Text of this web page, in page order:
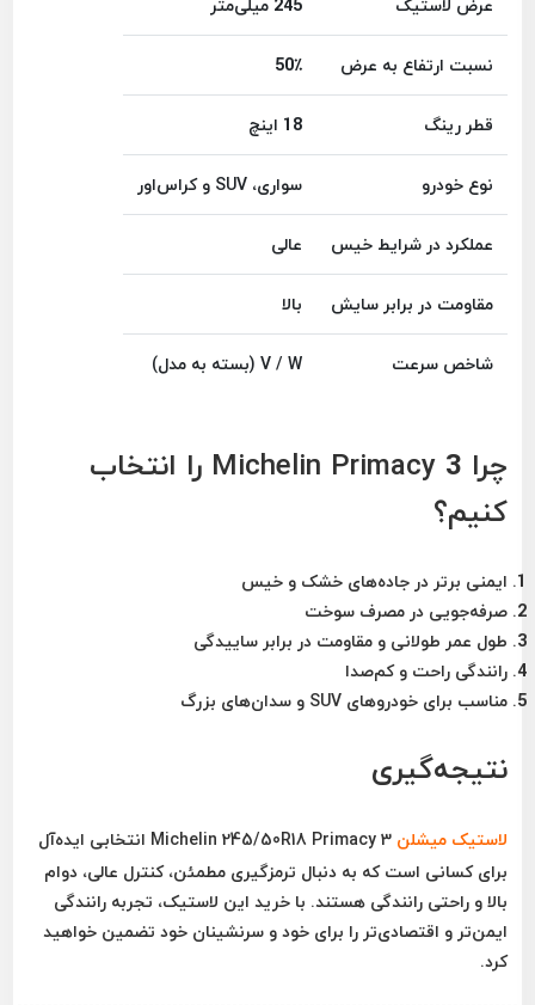
نسبت ارتفاع به عرض
50٪
قطر رینگ
18 اینچ
نوع خودرو
سواری، SUV و کراس‌اور
عملکرد در شرایط خیس
عالی
مقاومت در برابر سایش
بالا
شاخص سرعت
V / W (بسته به مدل)
چرا Michelin Primacy 3 را انتخاب
کنیم؟
ایمنی برتر در جاده‌های خشک و خیس
صرفه‌جویی در مصرف سوخت
طول عمر طولانی و مقاومت در برابر ساییدگی
رانندگی راحت و کم‌صدا
مناسب برای خودروهای SUV و سدان‌های بزرگ
نتیجه‌گیری
لاستیک میشلن Michelin 245/50R18 Primacy 3 انتخابی ایده‌آل
برای کسانی است که به دنبال ترمزگیری مطمئن، کنترل عالی، دوام
بالا و راحتی رانندگی هستند. با خرید این لاستیک، تجربه رانندگی
ایمن‌تر و اقتصادی‌تر را برای خود و سرنشینان خود تضمین خواهید
کرد.